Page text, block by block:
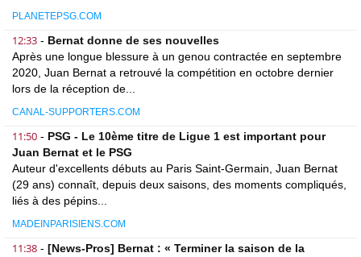
PLANETEPSG.COM
12:33 - Bernat donne de ses nouvelles
Après une longue blessure à un genou contractée en septembre
2020, Juan Bernat a retrouvé la compétition en octobre dernier
lors de la réception de...
CANAL-SUPPORTERS.COM
11:50 - PSG - Le 10ème titre de Ligue 1 est important pour
Juan Bernat et le PSG
Auteur d'excellents débuts au Paris Saint-Germain, Juan Bernat
(29 ans) connaît, depuis deux saisons, des moments compliqués,
liés à des pépins...
MADEINPARISIENS.COM
11:38 - [News-Pros] Bernat : « Terminer la saison de la